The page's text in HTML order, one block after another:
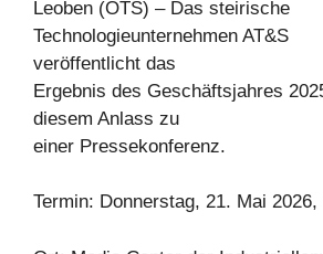
Leoben (OTS) – Das steirische
Technologieunternehmen AT&S
veröffentlicht das
Ergebnis des Geschäftsjahres
diesem Anlass zu
einer Pressekonferenz.
Termin: Donnerstag, 21. Mai